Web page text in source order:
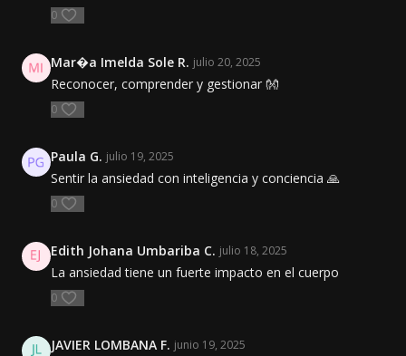
0
Mar�a Imelda Sole R. julio 20, 2025
Reconocer, comprender y gestionar 👐
0
Paula G. julio 19, 2025
Sentir la ansiedad con inteligencia y conciencia 🙏
0
Edith Johana Umbariba C. julio 18, 2025
La ansiedad tiene un fuerte impacto en el cuerpo
0
JAVIER LOMBANA F. junio 19, 2025